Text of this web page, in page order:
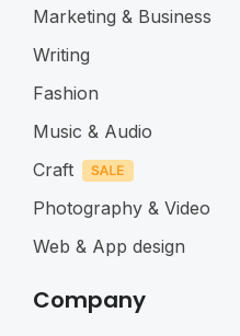
Marketing & Business
Writing
Fashion
Music & Audio
Craft
Photography & Video
Web & App design
Company